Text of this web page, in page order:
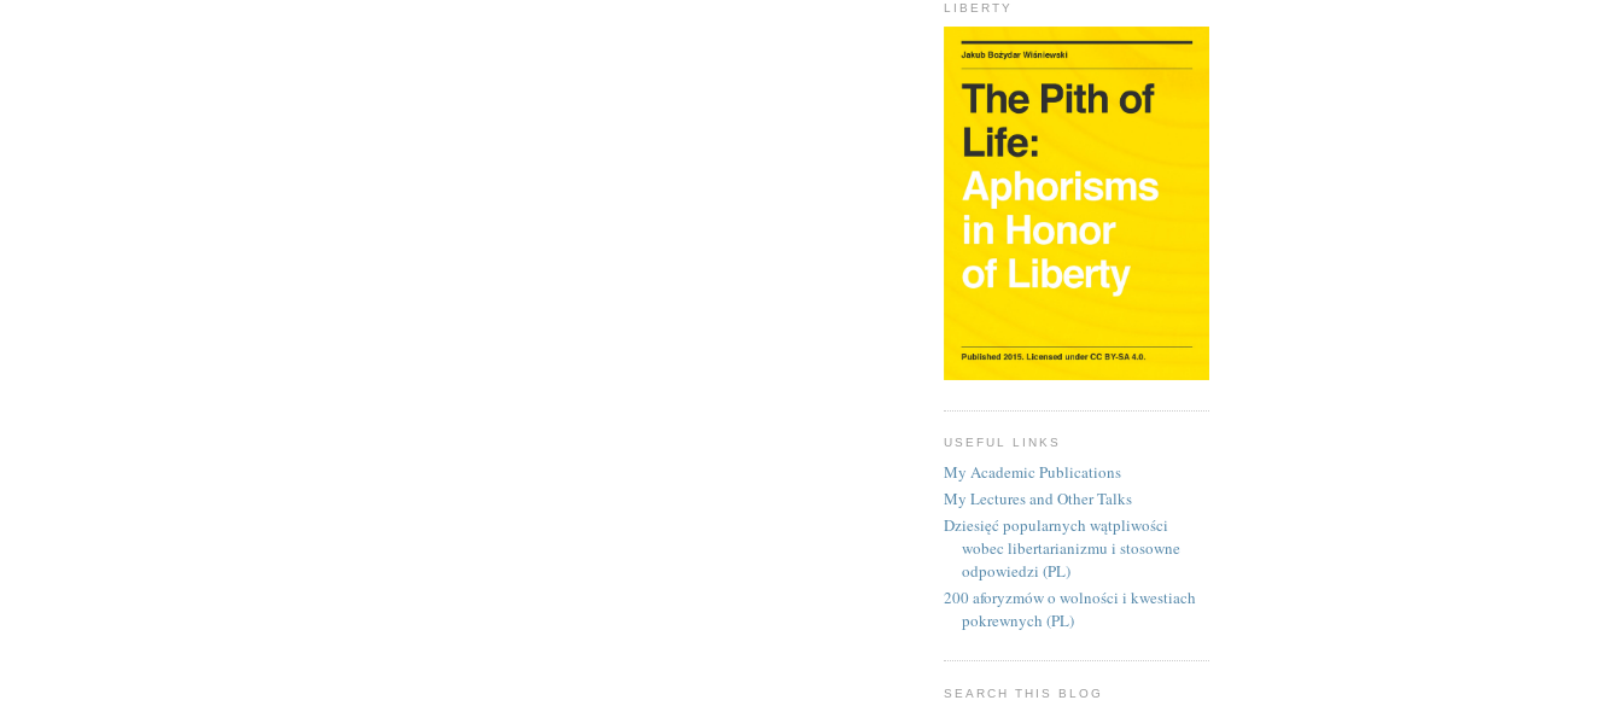
LIBERTY
USEFUL LINKS
My Academic Publications
My Lectures and Other Talks
Dziesięć popularnych wątpliwości
wobec libertarianizmu i stosowne
odpowiedzi (PL)
200 aforyzmów o wolności i kwestiach
pokrewnych (PL)
SEARCH THIS BLOG